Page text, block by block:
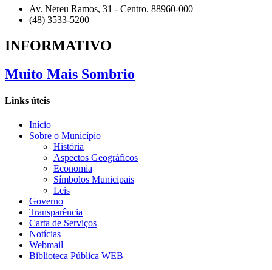
Av. Nereu Ramos, 31 - Centro. 88960-000
(48) 3533-5200
INFORMATIVO
Muito Mais Sombrio
Links úteis
Início
Sobre o Município
História
Aspectos Geográficos
Economia
Símbolos Municipais
Leis
Governo
Transparência
Carta de Serviços
Notícias
Webmail
Biblioteca Pública WEB